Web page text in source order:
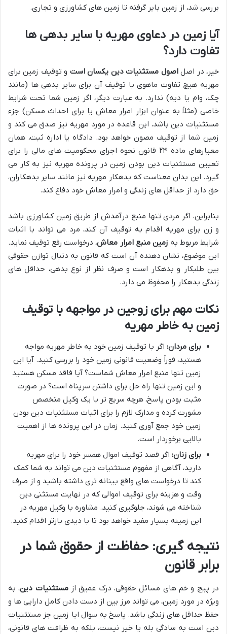
بررسی شد، از زمین بایر گرفته تا زمین های کشاورزی و تجاری.
آیا زمین در دعاوی مهریه با سایر بدهی ها
تفاوت دارد؟
خیر، در اصلاصول مستثنیات دین یکسان است و توقیف زمین برای
مهریه هیچ تفاوت ماهوی با توقیف آن برای سایر بدهی ها (مانند
چک، وام یا دیه) ندارد. به عبارت دیگر، اگر زمین شما تحت شرایط
خاصی (مثلاً به عنوان ابزار امرار معاش یا برای احداث مسکن) جزء
مستثنیات دین باشد، این قاعده در مورد مهریه نیز صدق می کند و
زمین شما از توقیف مصون خواهد بود. دادگاه یا اداره ثبت، همان
معیارهای ماده ۲۴ قانون نحوه اجرای محکومیت های مالی را برای
تعیین مستثنیات دین بودن زمین در پرونده مهریه نیز به کار می
گیرد. این بدان معناست که بدهکار مهریه نیز مانند سایر بدهکاران،
حق دارد از حداقل های زندگی و امرار معاش خود دفاع کند.
بنابراین، اگر مردی تنها منبع درآمدش از طریق زمین کشاورزی باشد
و زن برای مهریه اقدام به توقیف آن کند، مرد می تواند با اثبات
شرایط مربوط به زمین منبع امرار معاش، درخواست رفع توقیف نماید.
این موضوع، نشان دهنده آن است که قانون به دنبال توازن حقوقی
بین طلبکار و بدهکار است و صرف نظر از نوع بدهی، حداقل های
زندگی بدهکار را محفوظ می دارد.
نکات مهم برای زوجین در مواجهه با توقیف
زمین به خاطر مهریه
برای مردان: اگر با توقیف زمین خود به خاطر مهریه مواجه
هستید، فوراً وضعیت قانونی زمین خود را بررسی کنید. آیا این
زمین تنها منبع امرار معاش شماست؟ آیا فاقد مسکن هستید
و این زمین تنها راه حل برای داشتن سرپناه است؟ در صورت
مثبت بودن پاسخ، هرچه سریع تر با یک وکیل متخصص
مشورت کرده و مدارک لازم را برای اثبات مستثنیات دین بودن
زمین خود جمع آوری کنید. زمان در این پرونده ها از اهمیت
بالایی برخوردار است.
برای زنان: اگر قصد توقیف اموال همسر خود را برای مهریه
دارید، آگاهی از مفهوم مستثنیات دین می تواند به شما کمک
کند تا درخواست های واقع بینانه تری داشته باشید و از صرف
وقت و هزینه برای توقیف اموالی که در نهایت مستثنی دین
شناخته می شوند، جلوگیری کنید. مشاوره با وکیل مهریه در
این زمینه بسیار مفید خواهد بود تا با دیدی بازتر اقدام کنید.
نتیجه گیری: حفاظت از حقوق شما در
برابر قانون
در پیچ و خم های مسائل حقوقی، درک عمیق ازمستثنیات دین، به
ویژه در مورد زمین، می تواند مرز بین از دست دادن کامل دارایی ها و
حفظ حداقل های زندگی باشد. پاسخ به سوال ایا زمین جز مستثنیات
دین است به سادگی بله یا خیر نیست، بلکه به ظرافت های قانونی،